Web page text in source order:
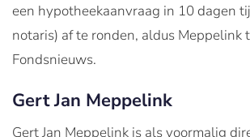
een hypotheekaanvraag in 10 dagen
notaris) af te ronden, aldus Meppelink
Fondsnieuws.
Gert Jan Meppelink
Gert Jan Meppelink is als voormalig